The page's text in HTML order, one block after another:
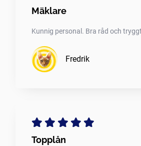
Mäklare
Kunnig personal. Bra råd och
Fredrik
Topplån